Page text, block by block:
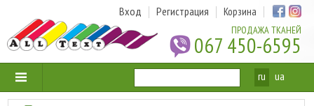
ПРОДАЖА ТКАНЕЙ
067 450-6595
Вход Регистрация Корзина
ru ua